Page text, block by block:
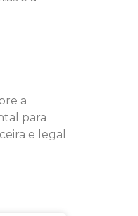
a
para
e legal